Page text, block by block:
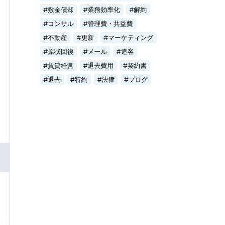
敷金償却
業務効率化
解約
コンサル
管理費・共益費
不動産
更新
マーケティング
原状回復
メール
追客
賃貸経営
退去費用
契約書
退去
特約 法律 ブログ